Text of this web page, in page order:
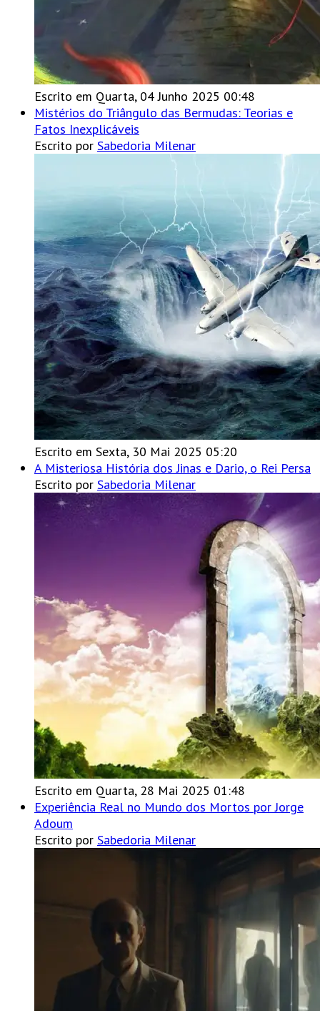
Escrito em Quarta, 04 Junho 2025 00:48
Mistérios do Triângulo das Bermudas: Teorias e
Fatos Inexplicáveis
Escrito por Sabedoria Milenar
Escrito em Sexta, 30 Mai 2025 05:20
A Misteriosa História dos Jinas e Dario, o Rei Persa
Escrito por Sabedoria Milenar
Escrito em Quarta, 28 Mai 2025 01:48
Experiência Real no Mundo dos Mortos por Jorge
Adoum
Escrito por Sabedoria Milenar